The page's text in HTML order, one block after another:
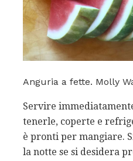
Anguria a fette. Molly
Servire
tenerle, coperte e
è pronti per mangiare.
la notte se si desidera